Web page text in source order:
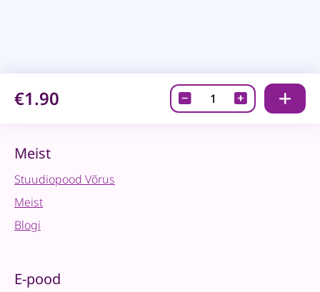
€1.90
Edding
pinstelmarker
Meist
Stuudiopood Võrus
Meist
Blogi
E-pood